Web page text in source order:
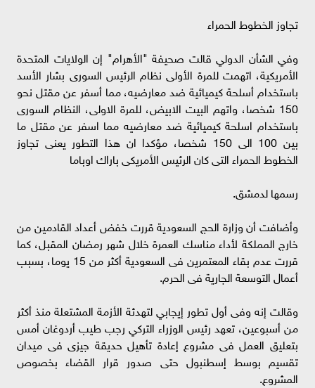
تجاوز الخطوط الحمراء
وفي الشأن الدولي قالت صحيفة "الأهرام" إن الولايات المتحدة
الأمريكية، اتهمت للمرة الأولى نظام الرئيس السورى بشار الأسد
باستخدام أسلحة كيميائية ضد معارضيه، مما أسفر عن مقتل نحو
150 شخصا، واتهم البيت الابيض، للمرة الاولى، النظام السورى
باستخدام اسلحة كيميائية ضد معارضيه مما اسفر عن مقتل ما
بين 100 الى 150 شخصا، مؤكدا ان هذا التطور يعنى تجاوز
الخطوط الحمراء التى كان الرئيس الأمريكى باراك اوباما
رسمها لدمشق.
وأضافت أن وزارة الحج السعودية قررت خفض أعداد القادمين من
خارج المملكة لأداء مناسك العمرة خلال شهر رمضان المقبل، كما
قررت عدم بقاء المعتمرين فى السعودية أكثر من 15 يوما، بسبب
أعمال التوسعة الجارية فى الحرم.
وقالت إنه وفى أول تطور إيجابي لتهدئة الأزمة المشتعلة منذ أكثر
من أسبوعين، تعهد رئيس الوزراء التركي رجب طيب أردوغان أمس
بتعليق العمل فى مشروع إعادة تأهيل حديقة جيزى فى ميدان
تقسيم بوسط إسطنبول حتى صدور قرار القضاء بخصوص
المشروع.